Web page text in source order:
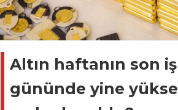
Altın haftanın son
gününde yine